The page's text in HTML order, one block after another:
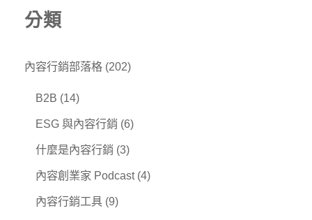
分類
內容行銷部落格 (202)
B2B (14)
ESG 與內容行銷 (6)
什麼是內容行銷 (3)
內容創業家 Podcast(4)
內容行銷工具 (9)